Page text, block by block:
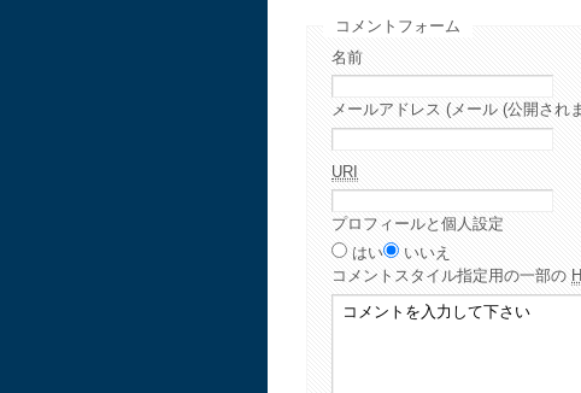
コメントフォーム
名前
メールアドレス (メール (公開され
URI
プロフィールと個人設定
はい
いいえ
コメント スタイル指定用の一部の